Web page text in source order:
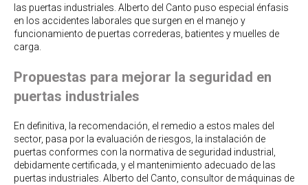
las puertas industriales. Alberto del Canto puso especial énfasis
en los accidentes laborales que surgen en el manejo y
funcionamiento de puertas correderas, batientes y muelles de
carga.
Propuestas para mejorar la seguridad en
puertas industriales
En definitiva, la recomendación, el remedio a estos males del
sector, pasa por la evaluación de riesgos, la instalación de
puertas conformes con la normativa de seguridad industrial,
debidamente certificada, y el mantenimiento adecuado de las
puertas industriales. Alberto del Canto, consultor de máquinas de